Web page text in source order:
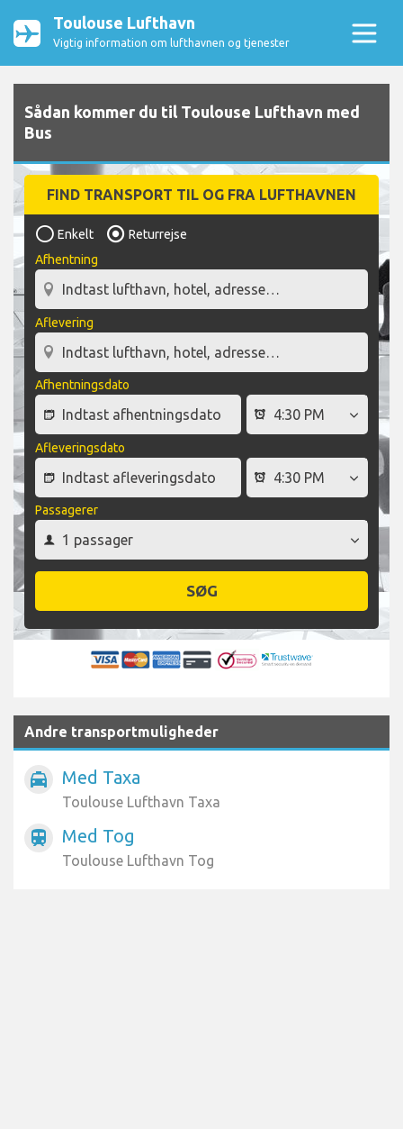
Toulouse Lufthavn
Vigtig information om lufthavnen og tjenester
Sådan kommer du til Toulouse Lufthavn med
Bus
FIND TRANSPORT TIL OG FRA LUFTHAVNEN
Enkelt
Returrejse
Afhentning
Aflevering
Afhentningsdato
Afleveringsdato
Passagerer
SØG
Andre transportmuligheder
local_taxi Med Taxa
Toulouse Lufthavn Taxa
train Med Tog
Toulouse Lufthavn Tog